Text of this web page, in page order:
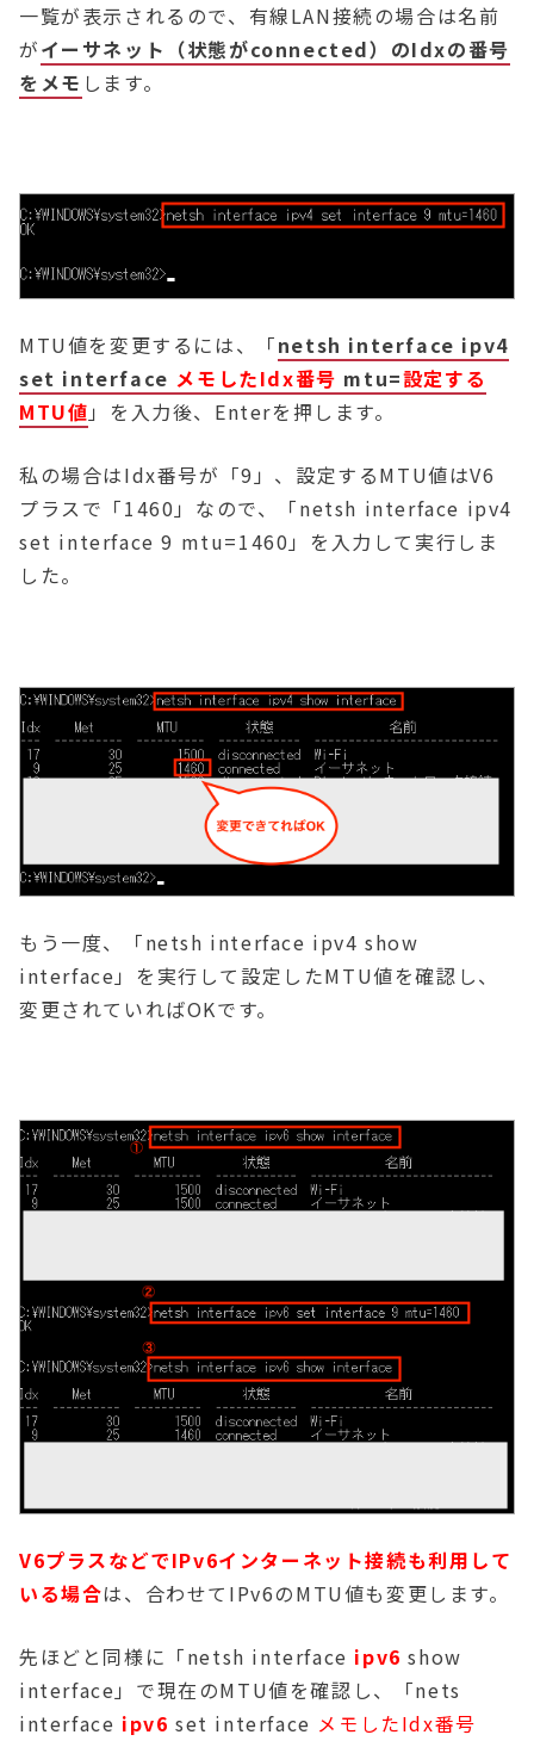
一覧が表示されるので、有線LAN接続の場合は名前
がイーサネット（状態がconnected）のIdxの番号
をメモ します。
MTU値を変更するには、「netsh interface ipv4
set interface メモしたIdx番号 mtu=設定する
MTU値 」を入力後、Enterを押します。
私の場合はIdx番号が「9」、設定するMTU値はV6
プラスで「1460」なので、「netsh interface ipv4
set interface 9 mtu=1460」を入力して実行しま
した。
もう一度、「netsh interface ipv4 show
interface」を実行して設定したMTU値を確認し、
変更されていればOKです。
V6プラスなどでIPv6インターネット接続も利用して
いる場合は、合わせてIPv6のMTU値も変更します。
先ほどと同様に「netsh interface ipv6 show
interface」で現在のMTU値を確認し、「nets
interface ipv6 set interface メモしたIdx番号